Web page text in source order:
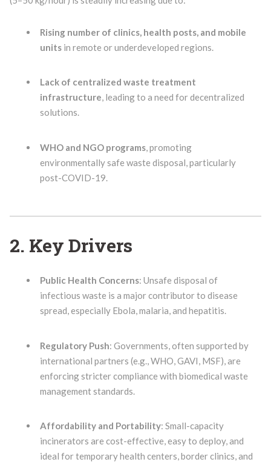
Rising number of clinics, health posts, and mobile
unitsin remote or underdeveloped regions.
Lack of centralized waste treatment
infrastructure, leading to a need for decentralized
solutions.
WHO and NGO programs, promoting
environmentally safe waste disposal, particularly
post-COVID-19.
2. Key Drivers
Public Health Concerns: Unsafe disposal of
infectious waste is a major contributor to disease
spread, especially Ebola, malaria, and hepatitis.
Regulatory Push: Governments, often supported by
international partners (e.g., WHO, GAVI, MSF), are
enforcing stricter compliance with biomedical waste
management standards.
Affordability and Portability: Small-capacity
incinerators are cost-effective, easy to deploy, and
ideal for temporary health centers, border clinics, and